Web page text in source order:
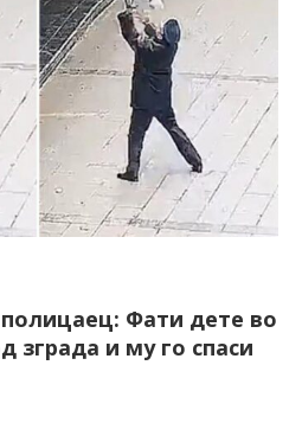
полицаец: Фати дете во
зграда и му го спаси